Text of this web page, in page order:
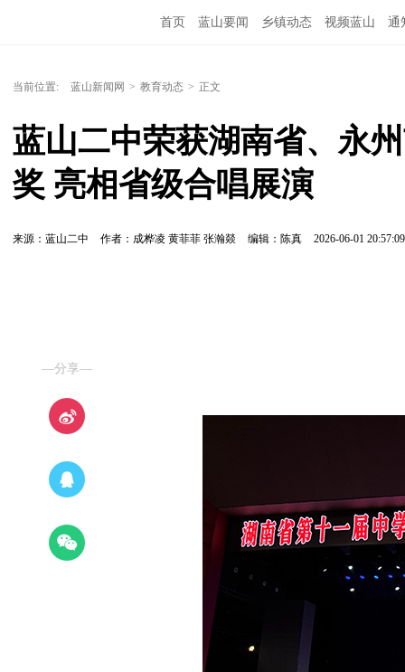
首页 蓝山要闻 乡镇动态 视频蓝山 通
当前位置: 蓝山新闻网 > 教育动态 > 正文
蓝山二中荣获湖南省、永
奖 亮相省级合唱展演
来源：蓝山二中 作者：成桦凌 黄菲菲 张瀚燚 编辑：陈真 2026-06-01 20:57:09
—分享—